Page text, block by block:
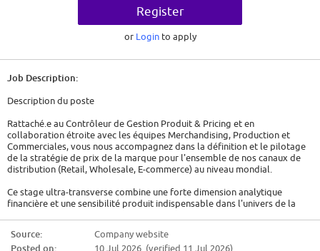
Register
or Login to apply
Job Description:
Description du poste
Rattaché.e au Contrôleur de Gestion Produit & Pricing et en
collaboration étroite avec les équipes Merchandising, Production et
Commerciales, vous nous accompagnez dans la définition et le pilotage
de la stratégie de prix de la marque pour l'ensemble de nos canaux de
distribution (Retail, Wholesale, E-commerce) au niveau mondial.
Ce stage ultra-transverse combine une forte dimension analytique
financière et une sensibilité produit indispensable dans l'univers de la
*A POURVOIR DES MAINTENANT
Source:
Company website
Posted on:
10 Jul 2026 (verified 11 Jul 2026)